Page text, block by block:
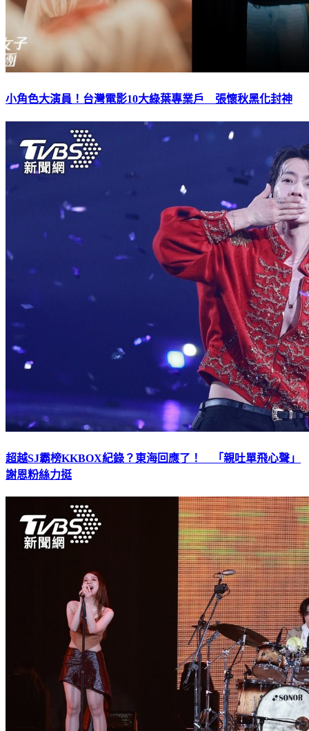
小角色大演員！台灣電影10大綠葉專業戶 張懷秋黑化封神
超越SJ霸榜KKBOX紀錄？東海回應了！ 「親吐單飛心聲」
謝恩粉絲力挺